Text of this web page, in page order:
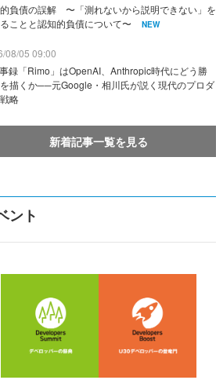
負債の誤解 〜「測れないから説明できない」を
ことと認知的負債について〜
NEW
08/05 09:00
録「Rimo」はOpenAI、Anthropic時代にどう勝
描くか──元Google・相川氏が説く現代のプロダ
略
新着記事一覧を見る
ント